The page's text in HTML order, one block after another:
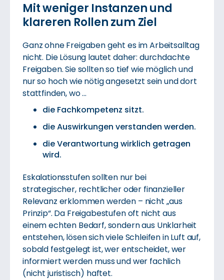
Mit weniger Instanzen und
klareren Rollen zum Ziel
Ganz ohne Freigaben geht es im Arbeitsalltag
nicht. Die Lösung lautet daher: durchdachte
Freigaben. Sie sollten so tief wie möglich und
nur so hoch wie nötig angesetzt sein und dort
stattfinden, wo ...
die Fachkompetenz sitzt.
die Auswirkungen verstanden werden.
die Verantwortung wirklich getragen
wird.
Eskalationsstufen sollten nur bei
strategischer, rechtlicher oder finanzieller
Relevanz erklommen werden – nicht „aus
Prinzip“. Da Freigabestufen oft nicht aus
einem echten Bedarf, sondern aus Unklarheit
entstehen, lösen sich viele Schleifen in Luft auf,
sobald festgelegt ist, wer entscheidet, wer
informiert werden muss und wer fachlich
(nicht juristisch) haftet.